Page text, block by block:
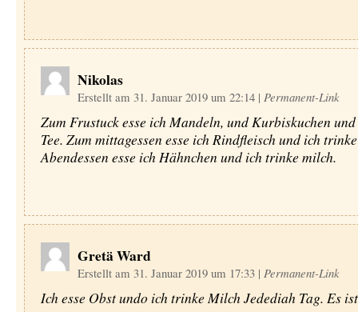
Nikolas
Erstellt am 31. Januar 2019 um 22:14 | Permanent-Link
Zum Frustuck esse ich Mandeln, und Kurbiskuchen
Tee. Zum mittagessen esse ich Rindfleisch und ich
Abendessen esse ich Hähnchen und ich trinke milch.
Gretä Ward
Erstellt am 31. Januar 2019 um 17:33 | Permanent-Link
Ich esse Obst undo ich trinke Milch Jedediah Tag. Es